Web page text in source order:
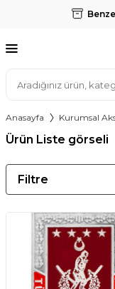
Anasayfa Kurumsal
Ürün Liste görseli
Filtre